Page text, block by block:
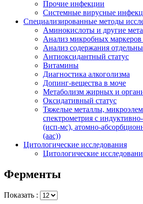
Прочие инфекции
Системные вирусные
Специализированные методы
Аминокислоты и другие
Анализ микробных
Анализ содержания
Антиоксидантный статус
Витамины
Диагностика алкоголизма
Допинг-вещества в моче
Метаболизм жирных и
Оксидативный статус
Тяжелые металлы,
спектрометрия с
(исп-мс), атомно-
(аас))
Цитологические исследования
Цитологические
Ферменты
Показать :